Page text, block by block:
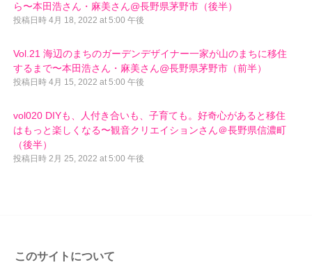
ら〜本田浩さん・麻美さん@長野県茅野市（後半）
投稿日時 4月 18, 2022 at 5:00 午後
Vol.21 海辺のまちのガーデンデザイナー一家が山のまちに移住
するまで〜本田浩さん・麻美さん@長野県茅野市（前半）
投稿日時 4月 15, 2022 at 5:00 午後
vol020 DIYも、人付き合いも、子育ても。好奇心があると移住
はもっと楽しくなる〜観音クリエイションさん＠長野県信濃町
（後半）
投稿日時 2月 25, 2022 at 5:00 午後
このサイトについて